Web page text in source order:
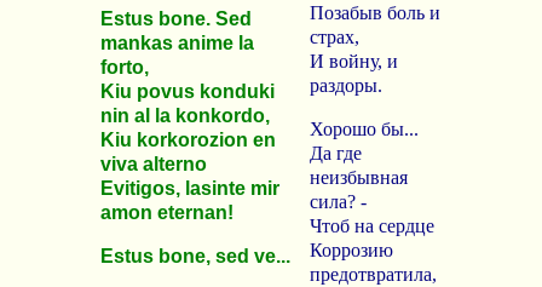
Estus bone. Sed
mankas anime la
forto,
Kiu povus konduki
nin al la konkordo,
Kiu korkorozion en
viva alterno
Evitigos, lasinte mir
amon eternan!
Estus bone, sed ve...
Позабыв боль и
страх,
И войну, и
раздоры.
Хорошо бы...
Да где
неизбывная
сила? -
Чтоб на сердце
Коррозию
предотвратила,